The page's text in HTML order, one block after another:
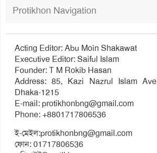
Protikhon Navigation
Acting Editor: Abu Moin Shakawat
Executive Editor: Saiful Islam
Founder: T M Rokib Hasan
Address: 85, Kazi Nazrul Islam
Dhaka-1215
E-mail:protikhonbng@gmail.com
Phone: +8801717806536
ই-মেইল:protikhonbng@gmail.com
ফোন: 01717806536